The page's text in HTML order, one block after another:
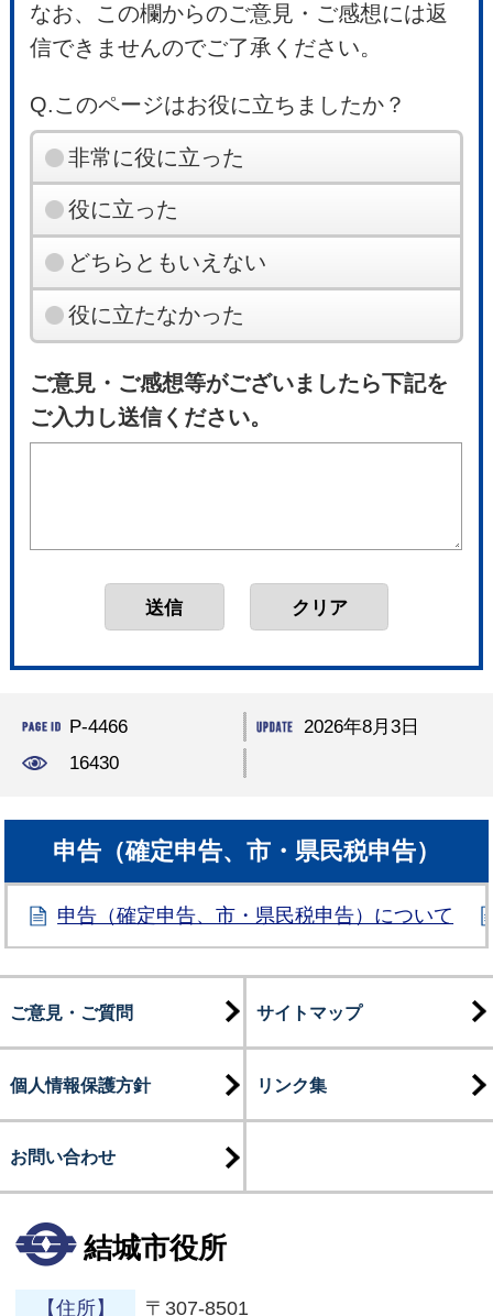
なお、この欄からのご意見・ご感想には返
信できませんのでご了承ください。
Q.このページはお役に立ちましたか？
非常に役に立った
役に立った
どちらともいえない
役に立たなかった
ご意見・ご感想等がございましたら下記を
ご入力し送信ください。
P-4466
2026年8月3日
16430
申告（確定申告、市・県民税申告）
申告（確定申告、市・県民税申告）について
ご意見・ご質問 サイトマップ
個人情報保護方針 リンク集
お問い合わせ
結城市役所
【住所】 〒307-8501